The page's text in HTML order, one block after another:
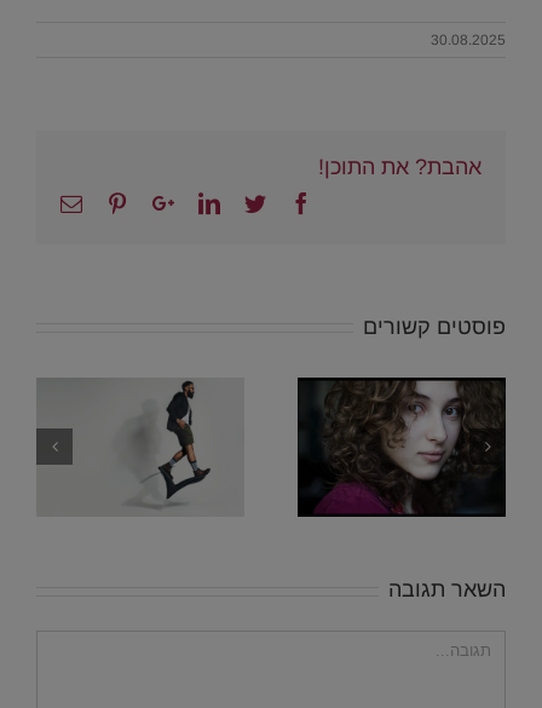
30.08.2025
אהבת? את התוכן!
Facebook
Twitter
Linkedin
Google+
Pinterest
Email
פוסטים קשורים
איך החשיבה
השלילית פוגעת
לך בערך העצמי
והביטחון העצמי.
ואיך לתקן אותה
השאר תגובה
הערה